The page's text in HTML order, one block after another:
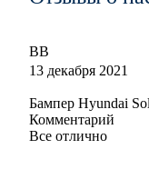
476 - ДАЙВИНГ
619 - БУЛАТ
195 - СЕРДОЛИК
ВВ
13 декабря 2021
Бампер Hyundai
Комментарий
Все отлично